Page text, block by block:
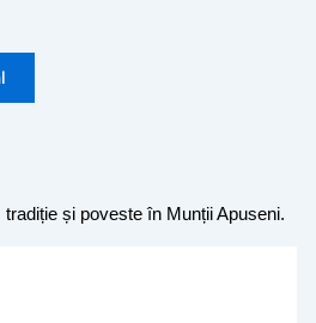
și poveste în Munții Apuseni.